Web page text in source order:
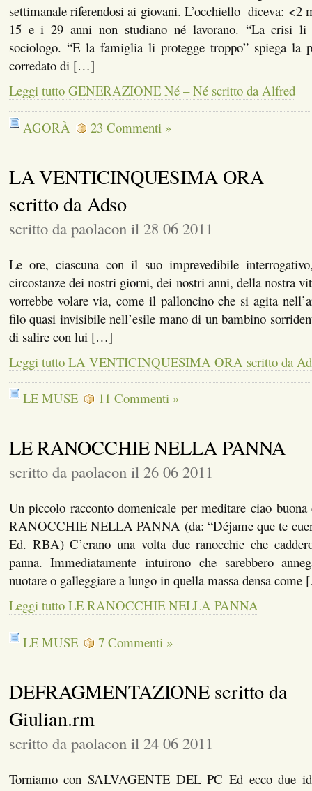
settimanale riferendosi ai giovani. L’occhiello diceva: <2
15 e i 29 anni non studiano né lavorano. “La crisi
sociologo. “E la famiglia li protegge troppo” spiega la
corredato di […]
Leggi tutto GENERAZIONE Né – Né scritto da Alfred
AGORÀ 23 Commenti »
LA VENTICINQUESIMA ORA
scritto da Adso
scritto da paolacon il 28 06 2011
Le ore, ciascuna con il suo imprevedibile
circostanze dei nostri giorni, dei nostri anni, della nostra
vorrebbe volare via, come il palloncino che si agita
filo quasi invisibile nell’esile mano di un bambino
di salire con lui […]
Leggi tutto LA VENTICINQUESIMA ORA scritto da
LE MUSE 11 Commenti »
LE RANOCCHIE NELLA PANNA
scritto da paolacon il 26 06 2011
Un piccolo racconto domenicale per meditare ciao
RANOCCHIE NELLA PANNA (da: “Déjame que te
Ed. RBA) C’erano una volta due ranocchie che
panna. Immediatamente intuirono che sarebbero
nuotare o galleggiare a lungo in quella massa densa
Leggi tutto LE RANOCCHIE NELLA PANNA
LE MUSE 7 Commenti »
DEFRAGMENTAZIONE scritto da
Giulian.rm
scritto da paolacon il 24 06 2011
Torniamo con SALVAGENTE DEL PC Ed ecco due